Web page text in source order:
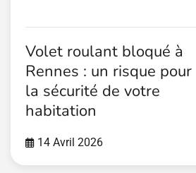
Volet roulant bloqué à
Rennes : un risque pour
la sécurité de votre
habitation
14 Avril 2026